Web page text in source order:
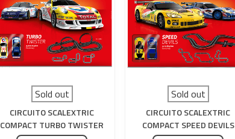
Sold out
CIRCUITO SCALEXTRIC
COMPACT TURBO TWISTER
Sold out
CIRCUITO SCALEXTRIC
COMPACT SPEED DEVILS